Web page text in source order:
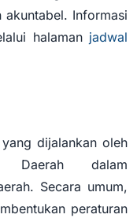
akuntabel. Informasi
halaman jadwal
dijalankan oleh
Daerah dalam
Secara umum,
peraturan